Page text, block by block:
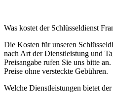
Was kostet der Schlüsseldienst
Die Kosten für unseren
nach Art der Dienstleistung und
Preisangabe rufen Sie uns bitte
Preise ohne versteckte Gebühren.
Welche Dienstleistungen bietet